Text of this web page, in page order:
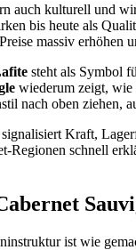
auch kulturell und
bis heute als
massiv
steht als Symbol
wiederum zeigt, wie
nach oben ziehen,
Kraft,
schnell
ist wie